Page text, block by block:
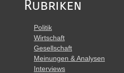
Rubriken
Politik
Wirtschaft
Gesellschaft
Meinungen & Analysen
Interviews